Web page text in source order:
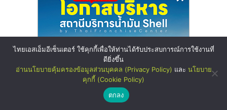
ไทยเอสเอ็มอีเซ็นเตอร์ ใช้คุกกี้เพื่อให้ท่านได้รับประสบการณ์การใช้งานที่
ดียิ่งขึ้น
อ่านนโยบายคุ้มครองข้อมูลส่วนบุคคล (Privacy Policy) และ นโยบาย
คุกกี้ (Cookie Policy)
ตกลง